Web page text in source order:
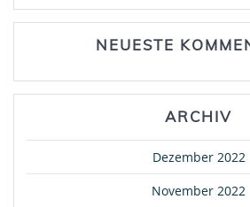
NEUESTE
ARCHIV
Dezember 2022
November 2022